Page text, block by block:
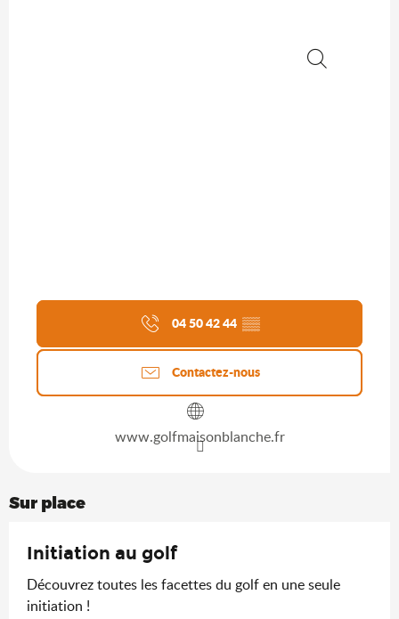
04 50 42 44 ▒▒
Contactez-nous
www.golfmaisonblanche.fr
Sur place
Initiation au golf
Découvrez toutes les facettes du golf en une seule
initiation !